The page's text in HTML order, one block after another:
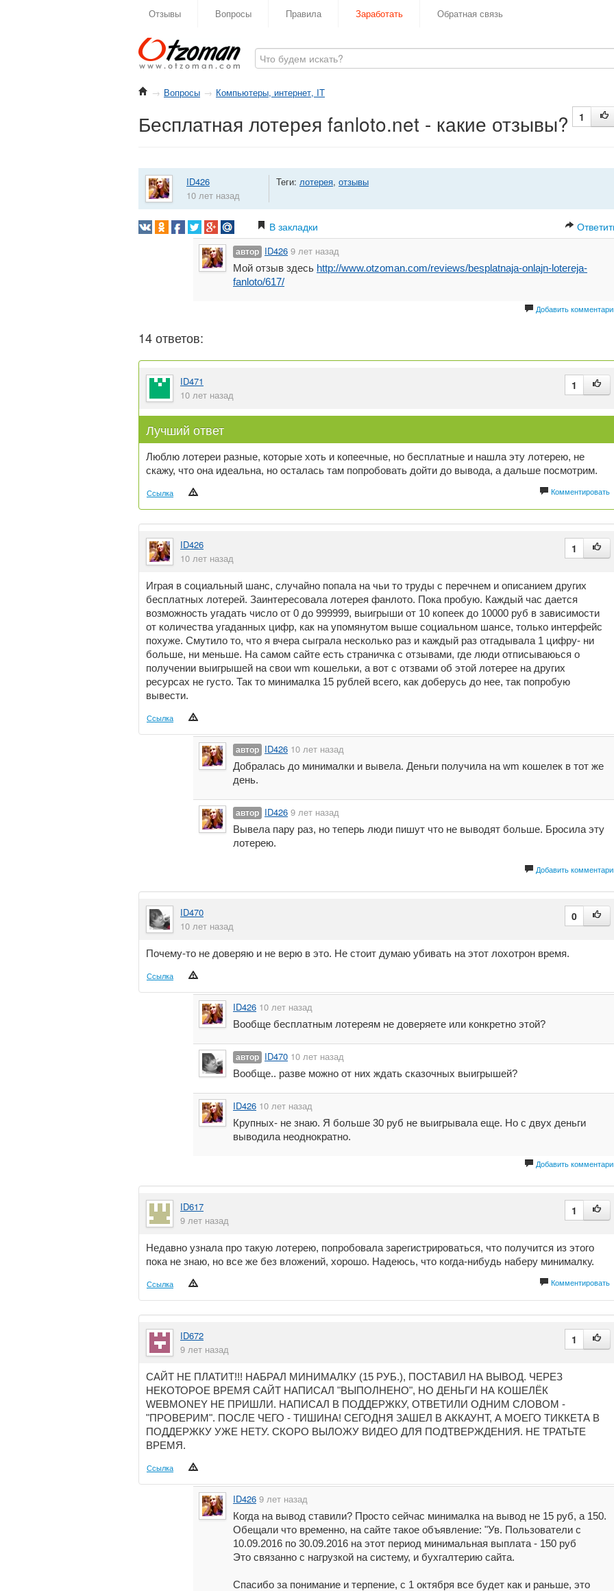
Отзывы Вопросы Правила Заработать Обратная связь
→ Вопросы → Компьютеры, интернет, IT
1
Бесплатная лотерея fanloto.net - какие отзывы?
ID426
10 лет назад
Теги: лотерея, отзывы
В закладки
автор ID426 9 лет назад
Мой отзыв здесь http://www.otzoman.com/reviews/besplatnaja-onlajn-lotereja-
fanloto/617/
Добавить
14 ответов:
ID471
10 лет назад
1
Лучший ответ
Люблю лотереи разные, которые хоть и копеечные, но бесплатные и нашла эту лотерею, не
скажу, что она идеальна, но осталась там попробовать дойти до вывода, а дальше посмотрим.
Ссылка Комментировать
ID426
10 лет назад
1
Играя в социальный шанс, случайно попала на чьи то труды с перечнем и описанием других
бесплатных лотерей. Заинтересовала лотерея фанлото. Пока пробую. Каждый час дается
возможность угадать число от 0 до 999999, выигрыши от 10 копеек до 10000 руб в зависимости
от количества угаданных цифр, как на упомянутом выше социальном шансе, только интерфейс
похуже. Смутило то, что я вчера сыграла несколько раз и каждый раз отгадывала 1 цифру- ни
больше, ни меньше. На самом сайте есть страничка с отзывами, где люди отписываюься о
получении выигрышей на свои wm кошельки, а вот с отзвами об этой лотерее на других
ресурсах не густо. Так то минималка 15 рублей всего, как доберусь до нее, так попробую
вывести.
Ссылка
автор ID426 10 лет назад
Добралась до минималки и вывела. Деньги получила на wm кошелек в тот же
день.
автор ID426 9 лет назад
Вывела пару раз, но теперь люди пишут что не выводят больше. Бросила эту
лотерею.
Добавить
ID470
10 лет назад
0
Почему-то не доверяю и не верю в это. Не стоит думаю убивать на этот лохотрон время.
Ссылка
ID426 10 лет назад
Вообще бесплатным лотереям не доверяете или конкретно этой?
автор ID470 10 лет назад
Вообще.. разве можно от них ждать сказочных выигрышей?
ID426 10 лет назад
Крупных- не знаю. Я больше 30 руб не выигрывала еще. Но с двух деньги
выводила неоднократно.
Добавить
ID617
9 лет назад
1
Недавно узнала про такую лотерею, попробовала зарегистрироваться, что получится из этого
пока не знаю, но все же без вложений, хорошо. Надеюсь, что когда-нибудь наберу минималку.
Ссылка Комментировать
ID672
9 лет назад
1
САЙТ НЕ ПЛАТИТ!!! НАБРАЛ МИНИМАЛКУ (15 РУБ.), ПОСТАВИЛ НА ВЫВОД. ЧЕРЕЗ
НЕКОТОРОЕ ВРЕМЯ САЙТ НАПИСАЛ "ВЫПОЛНЕНО", НО ДЕНЬГИ НА КОШЕЛЁК
WEBMONEY НЕ ПРИШЛИ. НАПИСАЛ В ПОДДЕРЖКУ, ОТВЕТИЛИ ОДНИМ СЛОВОМ -
"ПРОВЕРИМ". ПОСЛЕ ЧЕГО - ТИШИНА! СЕГОДНЯ ЗАШЕЛ В АККАУНТ, А МОЕГО ТИККЕТА В
ПОДДЕРЖКУ УЖЕ НЕТУ. СКОРО ВЫЛОЖУ ВИДЕО ДЛЯ ПОДТВЕРЖДЕНИЯ. НЕ ТРАТЬТЕ
ВРЕМЯ.
Ссылка
ID426 9 лет назад
Когда на вывод ставили? Просто сейчас минималка на вывод не 15 руб, а 150.
Обещали что временно, на сайте такое объявление: "Ув. Пользователи с
10.09.2016 по 30.09.2016 на этот период минимальная выплата - 150 руб
Это связанно с нагрузкой на систему, и бухгалтерию сайта.
Спасибо за понимание и терпение, с 1 октября все будет как и раньше, это